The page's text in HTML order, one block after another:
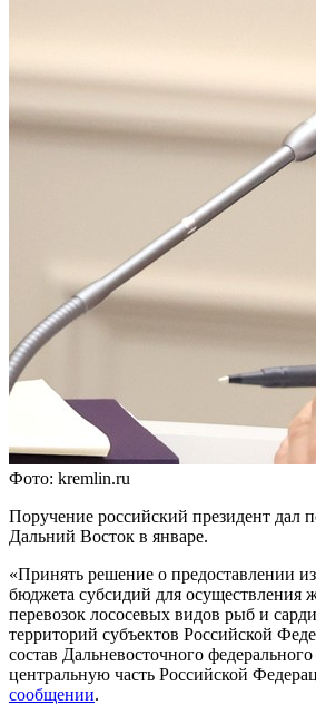
Фото: kremlin.ru
Поручение российский президент дал
Дальний Восток в январе.
«Принять решение о предоставлении
бюджета субсидий для осуществления
перевозок лососевых видов рыб и
территорий субъектов Российской
состав Дальневосточного
центральную часть Российской
сообщении.